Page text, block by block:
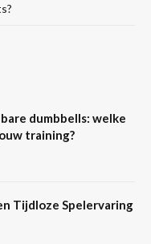
dumbbells: welke
training?
Tijdloze Spelervaring